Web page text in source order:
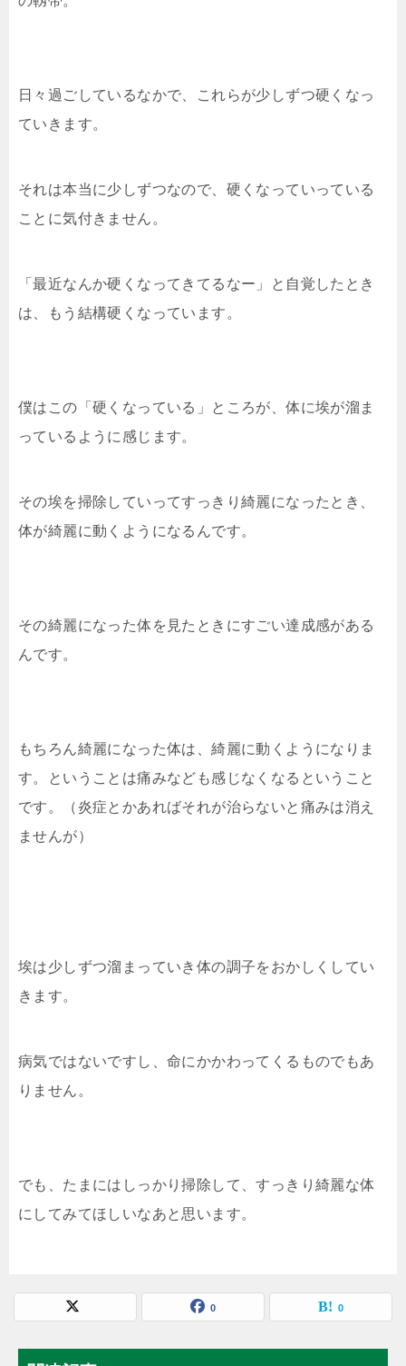
日々過ごしているなかで、これらが少しずつ硬くなっ
ていきます。
それは本当に少しずつなので、硬くなっていっている
ことに気付きません。
「最近なんか硬くなってきてるなー」と自覚したとき
は、もう結構硬くなっています。
僕はこの「硬くなっている」ところが、体に埃が溜ま
っているように感じます。
その埃を掃除していってすっきり綺麗になったとき、
体が綺麗に動くようになるんです。
その綺麗になった体を見たときにすごい達成感がある
んです。
もちろん綺麗になった体は、綺麗に動くようになりま
す。ということは痛みなども感じなくなるということ
です。（炎症とかあればそれが治らないと痛みは消え
ませんが）
埃は少しずつ溜まっていき体の調子をおかしくしてい
きます。
病気ではないですし、命にかかわってくるものでもあ
りません。
でも、たまにはしっかり掃除して、すっきり綺麗な体
にしてみてほしいなあと思います。
0 0